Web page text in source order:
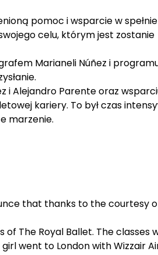
pomoc i wsparcie w
celu, którym jest zostanie
Marianeli Núñez i
i Alejandro Parente oraz
kariery. To był czas
marzenie.
that thanks to the courtesy
The Royal Ballet. The classes
went to London with Wizzair